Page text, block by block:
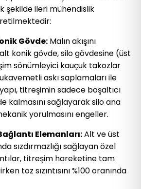
şekilde ileri mühendislik
Gövde: Malın akışını
konik gövde, silo gövdesine (üst
sönümleyici kauçuk takozlar
askı saplamaları ile
titreşimin sadece boşaltıcı
kalmasını sağlayarak silo ana
yorulmasını engeller.
Elemanları:Alt ve üst
sızdırmazlığı sağlayan özel
titreşim hareketine tam
toz sızıntısını %100 oranında